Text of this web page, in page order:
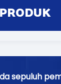
sepuluh